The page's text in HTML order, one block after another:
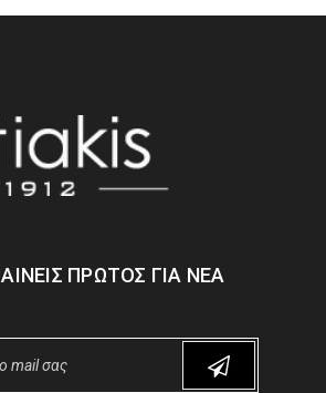
ΠΡΏΤΟΣ ΓΙΑ ΝΈΑ